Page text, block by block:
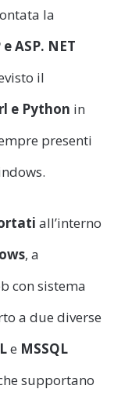
la
e ASP. NET
il
e Python in
presenti
all’interno
, a
con sistema
a due diverse
e MSSQL
supportano